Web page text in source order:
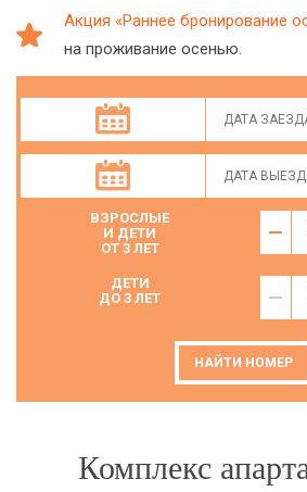
Акция «Раннее бронирование
на проживание осенью.
ВЗРОСЛЫЕ
И ДЕТИ
ОТ 3 ЛЕТ
ДЕТИ
ДО 3 ЛЕТ
НАЙТИ НОМЕР
Комплекс